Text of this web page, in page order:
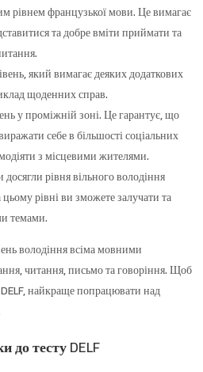
рівнем французької мови. Це вимагає
та добре вміти приймати та
який вимагає деяких додаткових
щоденних справ.
у проміжній зоні. Це гарантує, що
себе в більшості соціальних
з місцевими жителями.
рівня вільного володіння
рівні ви зможете залучати та
темами.
володіння всіма мовними
читання, письмо та говоріння. Щоб
найкраще попрацювати над
до тесту DELF